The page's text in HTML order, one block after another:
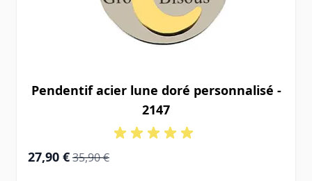
Pendentif acier lune doré personnalisé -
2147
Prix Spécial
27,90 € Prix normal
35,90 €